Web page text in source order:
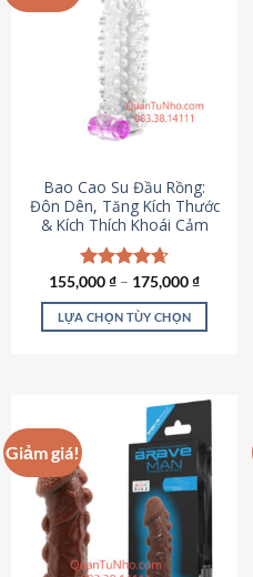
biến
thể.
Các
tùy
chọn
có
chọn
trên
trang
sản
phẩm
Bao Cao Su Đầu Rồng:
Đôn Dên, Tăng Kích Thước
& Kích Thích Khoái Cảm
Được xếp
hạng4.69
5 sao
155,000₫ – 175,000₫
LỰA CHỌN TÙY CHỌN
nhiều
biến
thể.
Các
tùy
chọn
Giảm giá!